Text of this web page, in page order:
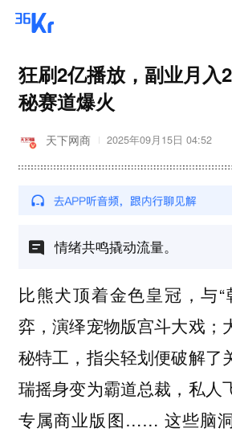
狂刷2亿播放，副业月入
秘赛道爆火
天下网商 2025年09月15日 04:52
情绪共鸣撬动流量。
比熊犬顶着金色皇冠，与“
弈，演绎宠物版宫斗大戏；
秘特工，指尖轻划便破解了
瑞摇身变为霸道总裁，私人
专属商业版图…… 这些脑洞